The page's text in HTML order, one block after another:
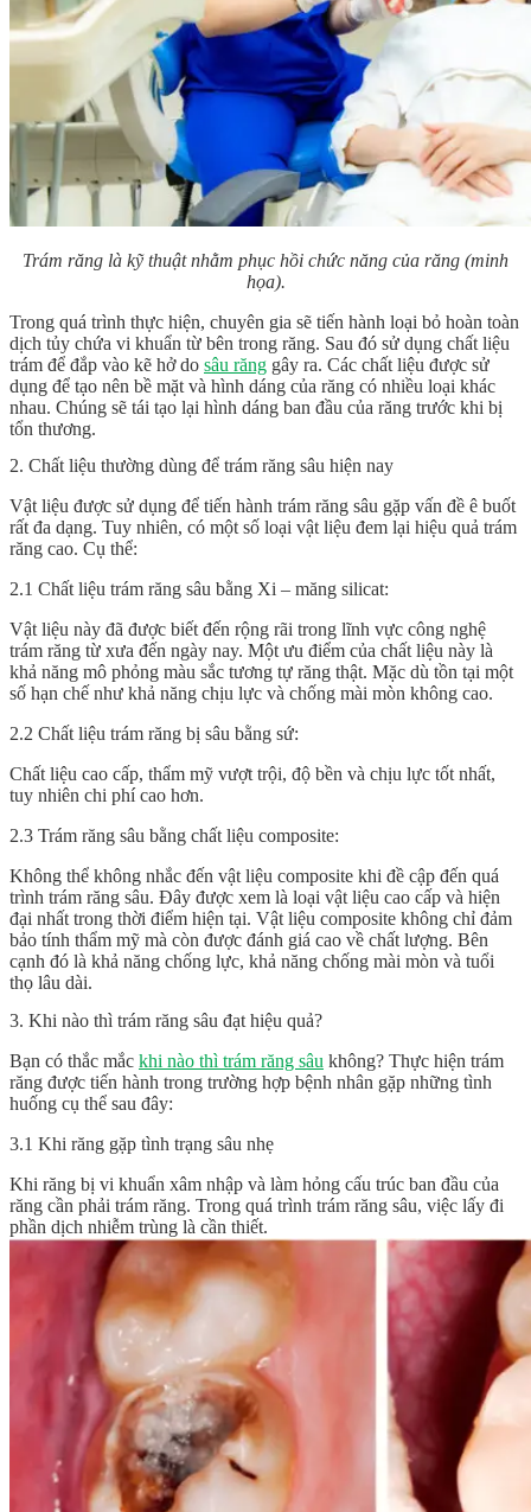
Trám răng là kỹ thuật nhằm phục hồi chức năng của răng (minh
họa).
Trong quá trình thực hiện, chuyên gia sẽ tiến hành loại bỏ hoàn toàn
dịch tủy chứa vi khuẩn từ bên trong răng. Sau đó sử dụng chất liệu
trám để đắp vào kẽ hở do sâu răng gây ra. Các chất liệu được sử
dụng để tạo nên bề mặt và hình dáng của răng có nhiều loại khác
nhau. Chúng sẽ tái tạo lại hình dáng ban đầu của răng trước khi bị
tổn thương.
2. Chất liệu thường dùng để trám răng sâu hiện nay
Vật liệu được sử dụng để tiến hành trám răng sâu gặp vấn đề ê buốt
rất đa dạng. Tuy nhiên, có một số loại vật liệu đem lại hiệu quả trám
răng cao. Cụ thể:
2.1 Chất liệu trám răng sâu bằng Xi – măng silicat:
Vật liệu này đã được biết đến rộng rãi trong lĩnh vực công nghệ
trám răng từ xưa đến ngày nay. Một ưu điểm của chất liệu này là
khả năng mô phỏng màu sắc tương tự răng thật. Mặc dù tồn tại một
số hạn chế như khả năng chịu lực và chống mài mòn không cao.
2.2 Chất liệu trám răng bị sâu bằng sứ:
Chất liệu cao cấp, thẩm mỹ vượt trội, độ bền và chịu lực tốt nhất,
tuy nhiên chi phí cao hơn.
2.3 Trám răng sâu bằng chất liệu composite:
Không thể không nhắc đến vật liệu composite khi đề cập đến quá
trình trám răng sâu. Đây được xem là loại vật liệu cao cấp và hiện
đại nhất trong thời điểm hiện tại. Vật liệu composite không chỉ đảm
bảo tính thẩm mỹ mà còn được đánh giá cao về chất lượng. Bên
cạnh đó là khả năng chống lực, khả năng chống mài mòn và tuổi
thọ lâu dài.
3. Khi nào thì trám răng sâu đạt hiệu quả?
Bạn có thắc mắc khi nào thì trám răng sâu không? Thực hiện trám
răng được tiến hành trong trường hợp bệnh nhân gặp những tình
huống cụ thể sau đây:
3.1 Khi răng gặp tình trạng sâu nhẹ
Khi răng bị vi khuẩn xâm nhập và làm hỏng cấu trúc ban đầu của
răng cần phải trám răng. Trong quá trình trám răng sâu, việc lấy đi
phần dịch nhiễm trùng là cần thiết.